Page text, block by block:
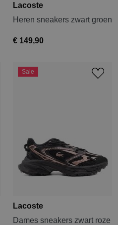
Lacoste
Heren sneakers zwart groen
€ 149,90
Sale
Lacoste
Dames sneakers zwart roze